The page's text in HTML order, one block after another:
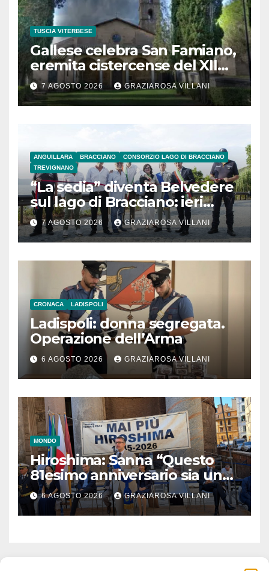
TUSCIA VITERBESE
Gallese celebra San Famiano,
eremita cistercense del XII
secolo
7 AGOSTO 2026 GRAZIAROSA VILLANI
ANGUILLARA BRACCIANO
CONSORZIO LAGO DI BRACCIANO
TREVIGNANO
“La sedia” diventa Belvedere
sul lago di Bracciano: ieri
l’inaugurazione
7 AGOSTO 2026 GRAZIAROSA VILLANI
CRONACA LADISPOLI
Ladispoli: donna segregata.
Operazione dell’Arma
6 AGOSTO 2026 GRAZIAROSA VILLANI
MONDO
Hiroshima: Sanna “Questo
81esimo anniversario sia un
monito per tutti”
6 AGOSTO 2026 GRAZIAROSA VILLANI